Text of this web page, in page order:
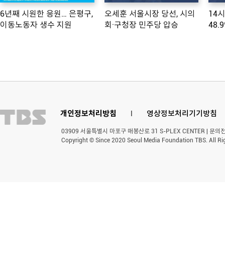
6년째 시원한 응원… 은평구,
이동노동자 생수 지원
오세훈 서울시장 당선, 시의
회·구청장 민주당 압승
14
개인정보처리방침 l 영상정보처리기기방침
03909 서울특별시 마포구 매봉산로 31 S-PLEX CENTER | 문
Copyright © Since 2020 Seoul Media Foundation TBS. All